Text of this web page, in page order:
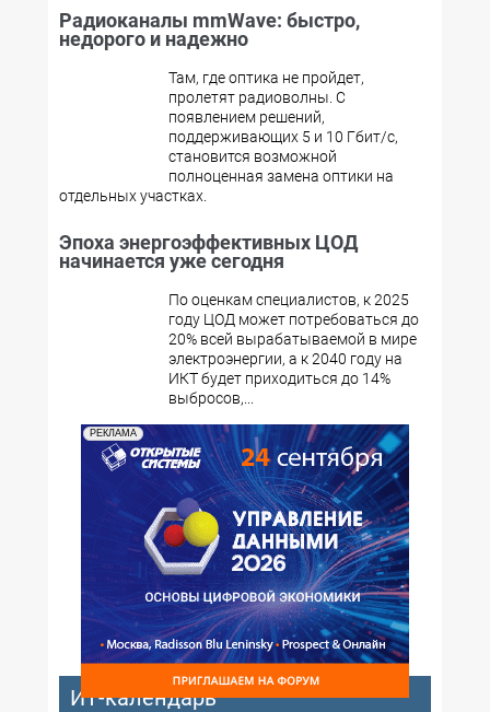
Радиоканалы mmWave: быстро,
недорого и надежно
Там, где оптика не пройдет,
пролетят радиоволны. С
появлением решений,
поддерживающих 5 и 10 Гбит/с,
становится возможной
полноценная замена оптики на
отдельных участках.
Эпоха энергоэффективных ЦОД
начинается уже сегодня
По оценкам специалистов, к 2025
году ЦОД может потребоваться до
20% всей вырабатываемой в мире
электроэнергии, а к 2040 году на
ИКТ будет приходиться до 14%
выбросов,...
РЕКЛАМА
ИТ-календарь